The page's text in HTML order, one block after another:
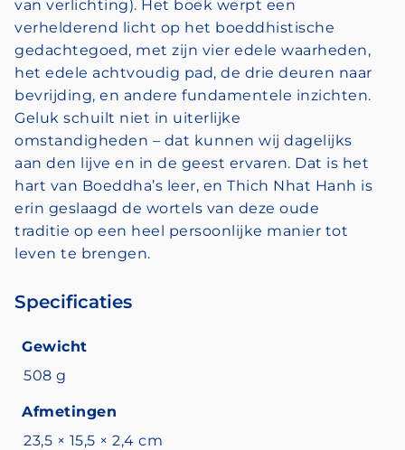
van verlichting). Het boek werpt een
verhelderend licht op het boeddhistische
gedachtegoed, met zijn vier edele waarheden,
het edele achtvoudig pad, de drie deuren naar
bevrijding, en andere fundamentele inzichten.
Geluk schuilt niet in uiterlijke
omstandigheden – dat kunnen wij dagelijks
aan den lijve en in de geest ervaren. Dat is het
hart van Boeddha’s leer, en Thich Nhat Hanh is
erin geslaagd de wortels van deze oude
traditie op een heel persoonlijke manier tot
leven te brengen.
Specificaties
Gewicht
508 g
Afmetingen
23,5 × 15,5 × 2,4 cm